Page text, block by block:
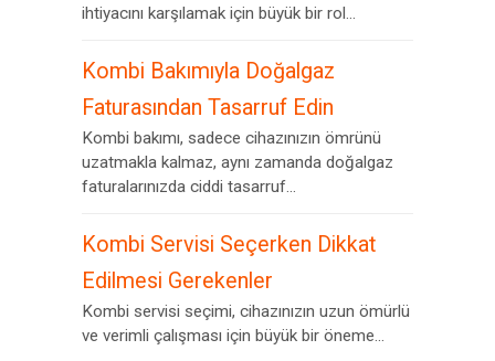
ihtiyacını karşılamak için büyük bir rol...
Kombi Bakımıyla Doğalgaz
Faturasından Tasarruf Edin
Kombi bakımı, sadece cihazınızın ömrünü
uzatmakla kalmaz, aynı zamanda doğalgaz
faturalarınızda ciddi tasarruf...
Kombi Servisi Seçerken Dikkat
Edilmesi Gerekenler
Kombi servisi seçimi, cihazınızın uzun ömürlü
ve verimli çalışması için büyük bir öneme...